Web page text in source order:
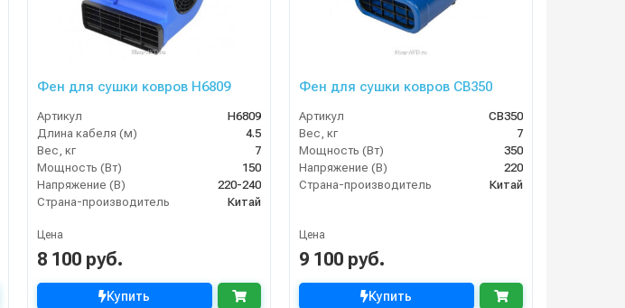
Фен для сушки ковров H6809
Артикул
H6809
Длина кабеля (м)
4.5
Вес, кг
7
Мощность (Вт)
150
Напряжение (В)
220-240
Страна-производитель
Китай
Цена
8 100 руб.
Купить
Фен для сушки ковров CB350
Артикул
CB350
Вес, кг
7
Мощность (Вт)
350
Напряжение (В)
220
Страна-производитель
Китай
Цена
9 100 руб.
Купить